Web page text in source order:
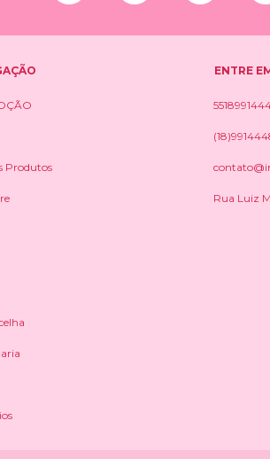
Produtos
ENTRE
Rua Luiz